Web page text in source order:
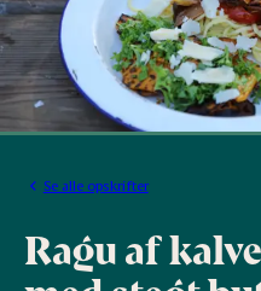
Se alle opskrifter
Ragu af